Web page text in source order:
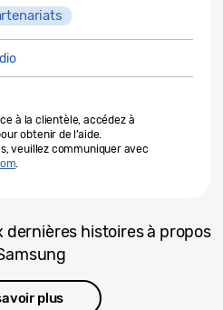
à la clientèle, accédez à
obtenir de l’aide.
veuillez communiquer avec
.
histoires à propos
plus